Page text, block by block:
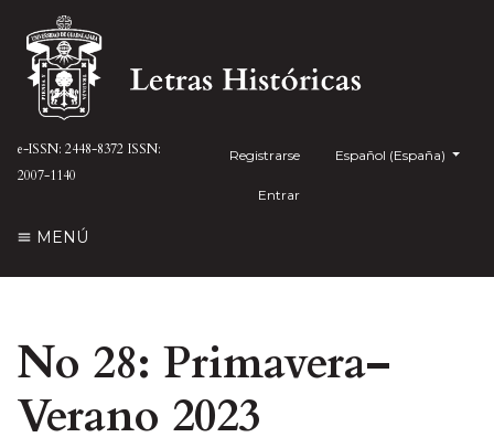
e-ISSN: 2448-8372 ISSN:
2007-1140
Registrarse
Entrar
Español (España)
MENÚ
No 28: Primavera–
Verano 2023